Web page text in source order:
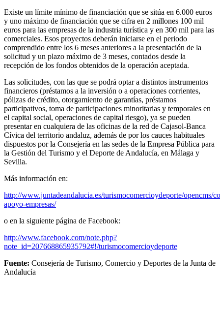
Existe un límite mínimo de financiación que se sitúa en 6.000 euros
y uno máximo de financiación que se cifra en 2 millones 100 mil
euros para las empresas de la industria turística y en 300 mil para las
comerciales. Esos proyectos deberán iniciarse en el periodo
comprendido entre los 6 meses anteriores a la presentación de la
solicitud y un plazo máximo de 3 meses, contados desde la
recepción de los fondos obtenidos de la operación aceptada.
Las solicitudes, con las que se podrá optar a distintos instrumentos
financieros (préstamos a la inversión o a operaciones corrientes,
pólizas de crédito, otorgamiento de garantías, préstamos
participativos, toma de participaciones minoritarias y temporales en
el capital social, operaciones de capital riesgo), ya se pueden
presentar en cualquiera de las oficinas de la red de Cajasol-Banca
Cívica del territorio andaluz, además de por los cauces habituales
dispuestos por la Consejería en las sedes de la Empresa Pública para
la Gestión del Turismo y el Deporte de Andalucía, en Málaga y
Sevilla.
Más información en:
http://www.juntadeandalucia.es/turismocomercioydeporte/opencms/
apoyo-empresas/
o en la siguiente página de Facebook:
http://www.facebook.com/note.php?
note_id=207668865935792#!/turismocomercioydeporte
Fuente: Consejería de Turismo, Comercio y Deportes de la Junta de
Andalucía